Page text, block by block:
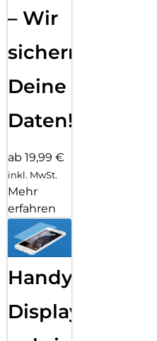
– Wir
sichern
Deine
Daten!
ab 19,99 €
inkl. MwSt.
Mehr
erfahren
Handy
Displayfolie